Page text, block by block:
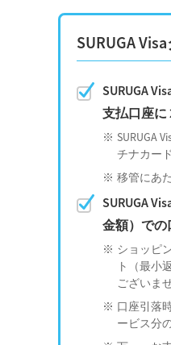
SURUGA
SURUGA
支払口座に
SURUGA
チナカー
移管にあ
SURUGA
金額）での
ショッピ
ト（最小
ございま
口座引落
ービス分